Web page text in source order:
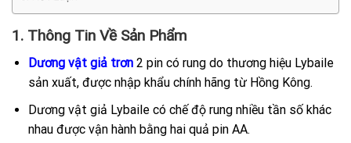
1. Thông Tin Về Sản Phẩm
Dương vật giả trơn2 pin có rung do thương hiệu Lybaile
sản xuất, được nhập khẩu chính hãng từ Hồng Kông.
Dương vật giả Lybaile có chế độ rung nhiều tần số khác
nhau được vận hành bằng hai quả pin AA.